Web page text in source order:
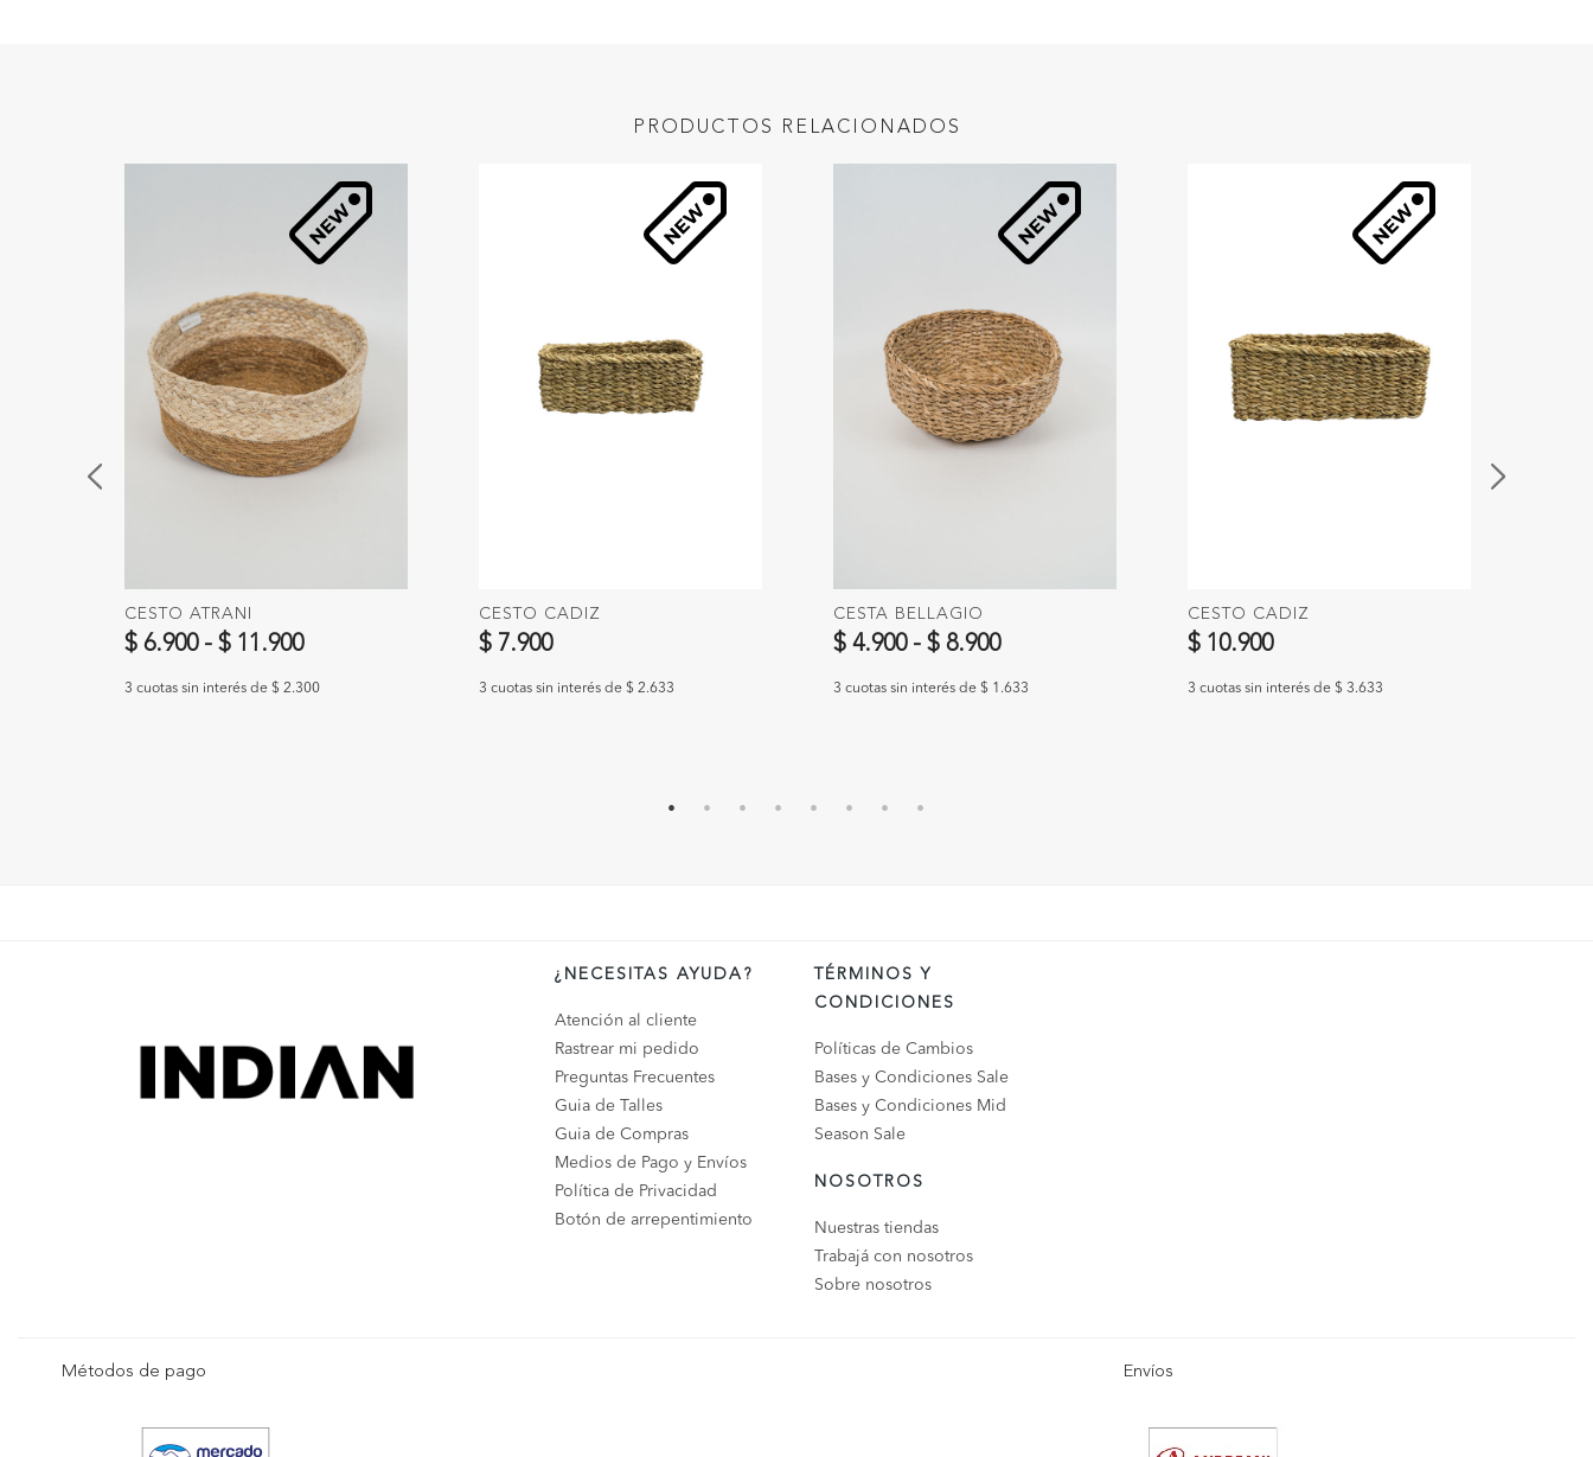
PRODUCTOS RELACIONADOS
CESTO ATRANI
$ 6.900 - $ 11.900
3 cuotas sin interés de $ 2.300
CESTO CADIZ
$ 7.900
3 cuotas sin interés de $ 2.633
CESTA BELLAGIO
$ 4.900 - $ 8.900
3 cuotas sin interés de $ 1.633
CESTO CADIZ
$ 10.900
3 cuotas sin interés de $ 3.633
¿NECESITAS AYUDA?
Atención al cliente
Rastrear mi pedido
Preguntas Frecuentes
Guia de Talles
Guia de Compras
Medios de Pago y Envíos
Política de Privacidad
Botón de arrepentimiento
TÉRMINOS Y
CONDICIONES
Políticas de Cambios
Bases y Condiciones Sale
Bases y Condiciones Mid
Season Sale
NOSOTROS
Nuestras tiendas
Trabajá con nosotros
Sobre nosotros
Métodos de pago Envíos